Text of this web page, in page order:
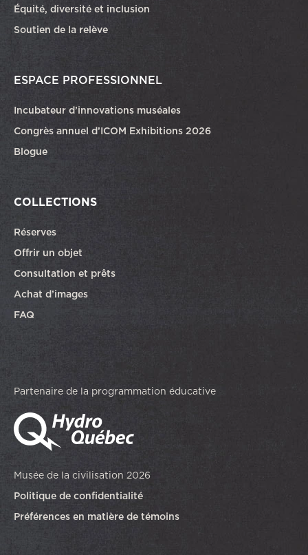
Équité, diversité et inclusion
Soutien de la relève
ESPACE PROFESSIONNEL
Incubateur d’innovations muséales
Congrès annuel d’ICOM Exhibitions 2026
Blogue
COLLECTIONS
Réserves
Offrir un objet
Consultation et prêts
Achat d’images
FAQ
Partenaire de la programmation éducative
Musée de la civilisation 2026
Politique de confidentialité
Préférences en matière de témoins